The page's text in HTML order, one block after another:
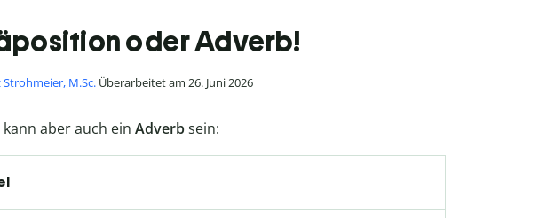
oder Adverb!
Strohmeier, M.Sc. Überarbeitet am 26. Juni 2026
kann aber auch ein Adverbsein: